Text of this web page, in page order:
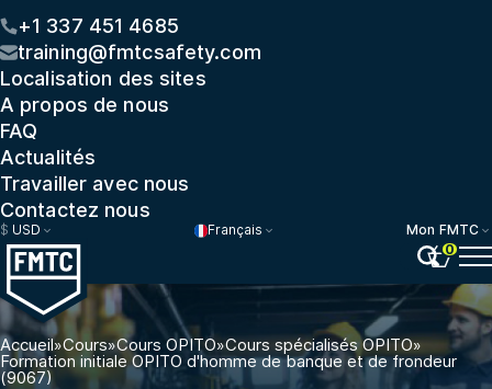
+1 337 451 4685
training@fmtcsafety.com
Localisation des sites
A propos de nous
FAQ
Actualités
Travailler avec nous
Contactez nous
$ USD Français
Mon FMTC
0
Accueil»Cours»Cours OPITO»Cours spécialisés OPITO»
Formation initiale OPITO d'homme de banque et de frondeur
(9067)